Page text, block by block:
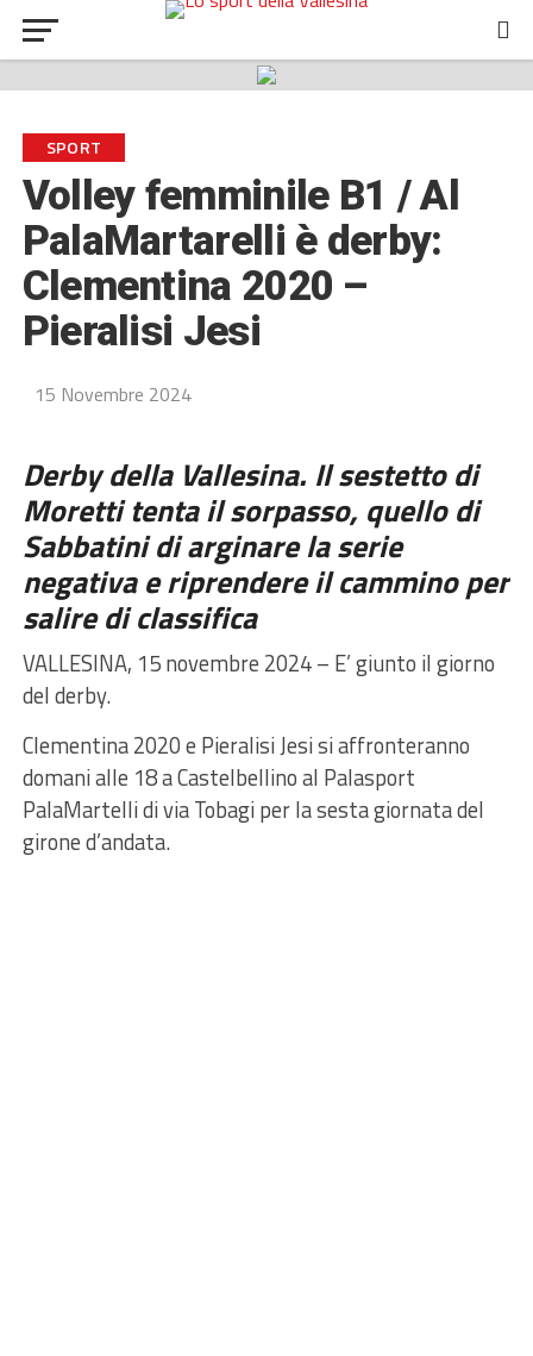
SPORT
Volley femminile B1 / Al
PalaMartarelli è derby:
Clementina 2020 –
Pieralisi Jesi
15 Novembre 2024
Derby della Vallesina. Il sestetto di
Moretti tenta il sorpasso, quello di
Sabbatini di arginare la serie
negativa e riprendere il cammino per
salire di classifica
VALLESINA, 15 novembre 2024 – E’ giunto il giorno
del derby.
Clementina 2020 e Pieralisi Jesi si affronteranno
domani alle 18 a Castelbellino al Palasport
PalaMartelli di via Tobagi per la sesta giornata del
girone d’andata.